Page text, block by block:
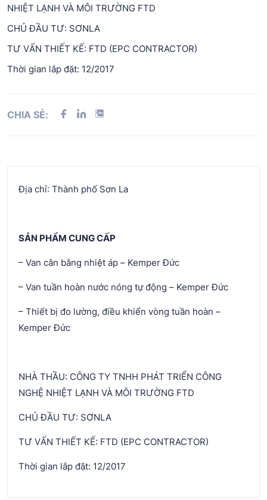
NHIỆT LẠNH VÀ MÔI TRƯỜNG FTD
CHỦ ĐẦU TƯ: SƠNLA
TƯ VẤN THIẾT KẾ: FTD (EPC CONTRACTOR)
Thời gian lắp đặt: 12/2017
CHIA SẺ:
Địa chỉ: Thành phố Sơn La
SẢN PHẨM CUNG CẤP
– Van cân bằng nhiệt áp – Kemper Đức
– Van tuần hoàn nước nóng tự động – Kemper Đức
– Thiết bị đo lường, điều khiển vòng tuần hoàn –
Kemper Đức
NHÀ THẦU: CÔNG TY TNHH PHÁT TRIỂN CÔNG
NGHỆ NHIỆT LẠNH VÀ MÔI TRƯỜNG FTD
CHỦ ĐẦU TƯ: SƠNLA
TƯ VẤN THIẾT KẾ: FTD (EPC CONTRACTOR)
Thời gian lắp đặt: 12/2017